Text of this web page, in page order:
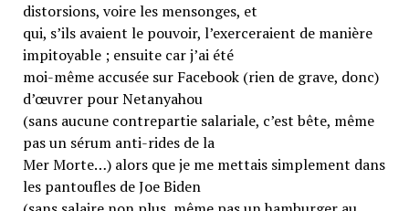
distorsions, voire les mensonges, et
qui, s’ils avaient le pouvoir, l’exerceraient de manière
impitoyable ; ensuite car j’ai été
moi-même accusée sur Facebook (rien de grave, donc)
d’œuvrer pour Netanyahou
(sans aucune contrepartie salariale, c’est bête, même
pas un sérum anti-rides de la
Mer Morte…) alors que je me mettais simplement dans
les pantoufles de Joe Biden